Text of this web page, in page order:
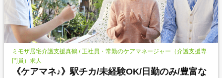
ミモザ居宅介護支援真鶴 / 正社員・常勤のケアマネージャー（介護支援専
門員）求人
《ケアマネ♪》駅チカ/未経験OK/日勤のみ/豊富な